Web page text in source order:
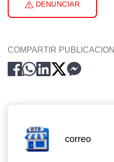
DENUNCIAR
COMPARTIR PUBLICACION
correo